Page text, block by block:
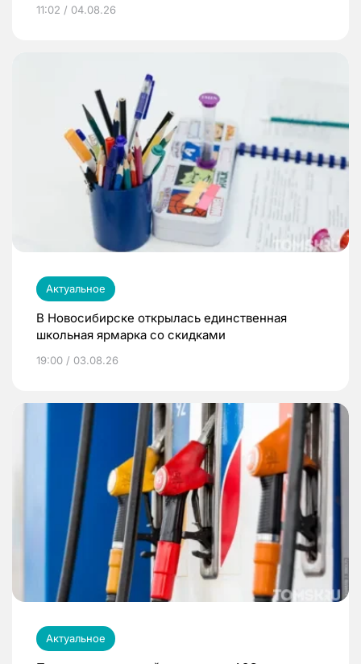
11:02 / 04.08.26
Актуальное
В Новосибирске открылась единственная
школьная ярмарка со скидками
19:00 / 03.08.26
Актуальное